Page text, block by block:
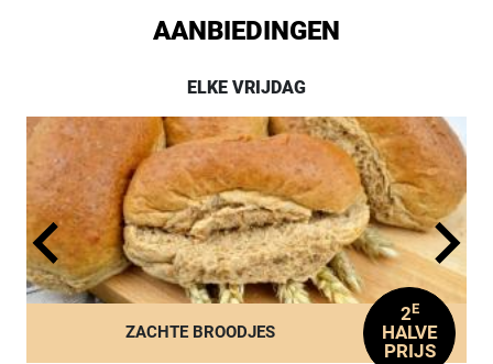
AANBIEDINGEN
ELKE VRIJDAG
ZACHTE BROODJES
2E
HALVE
PRIJS